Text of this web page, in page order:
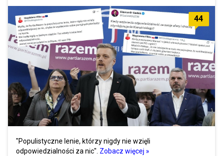
44
"Populistyczne lenie, którzy nigdy nie wzięli
odpowiedzialności za nic". Zobacz więcej »